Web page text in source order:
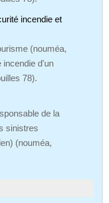
incendie et
(nouméa,
incendie d'un
78).
de la
sinistres
(nouméa,